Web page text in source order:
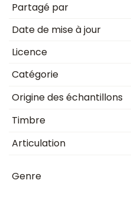
Partagé par
Date de mise à jour
Licence
Catégorie
Origine des échantillons
Timbre
Articulation
Genre